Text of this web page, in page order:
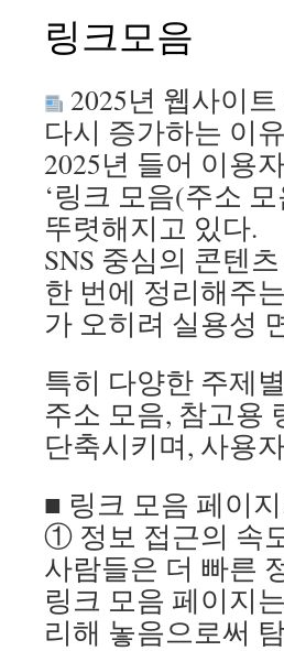
트
렌
분
석
—
2026
년
강
남
유
흥
시
장
이
목
하
는
변
링크모음
2025년 웹사이
다시 증가하는 이유
2025년 들어 이용
‘링크 모음(주소
뚜렷해지고 있다.
SNS 중심의 콘텐
한 번에 정리해주
가 오히려 실용성
특히 다양한 주제
주소 모음, 참고용
단축시키며, 사용
■ 링크 모음 페이
① 정보 접근의 속
사람들은 더 빠른
링크 모음 페이지
리해 놓음으로써